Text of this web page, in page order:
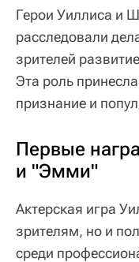
Герои Уиллиса и
расследовали
зрителей
Эта роль
признание и
Первые
и "Эмми"
Актерская игра
зрителям, но и
среди